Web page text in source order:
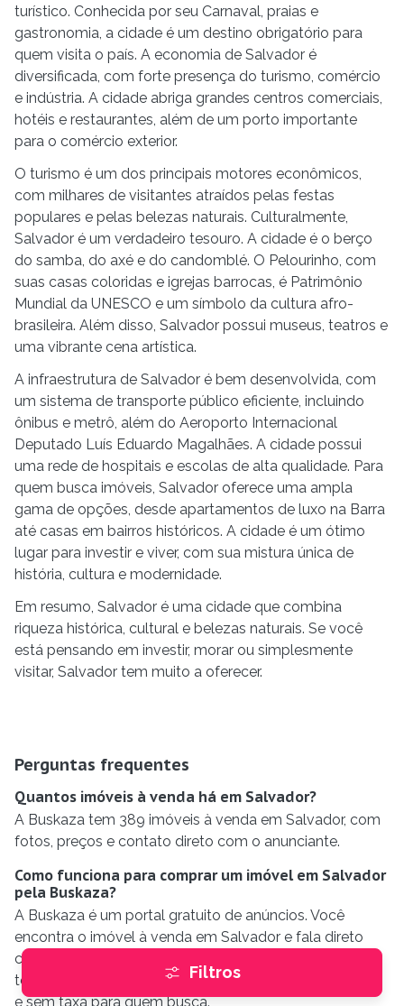
Filtros
turístico. Conhecida por seu Carnaval, praias e
gastronomia, a cidade é um destino obrigatório para
quem visita o país. A economia de Salvador é
diversificada, com forte presença do turismo, comércio
e indústria. A cidade abriga grandes centros comerciais,
hotéis e restaurantes, além de um porto importante
para o comércio exterior.
O turismo é um dos principais motores econômicos,
com milhares de visitantes atraídos pelas festas
populares e pelas belezas naturais. Culturalmente,
Salvador é um verdadeiro tesouro. A cidade é o berço
do samba, do axé e do candomblé. O Pelourinho, com
suas casas coloridas e igrejas barrocas, é Patrimônio
Mundial da UNESCO e um símbolo da cultura afro-
brasileira. Além disso, Salvador possui museus, teatros e
uma vibrante cena artística.
A infraestrutura de Salvador é bem desenvolvida, com
um sistema de transporte público eficiente, incluindo
ônibus e metrô, além do Aeroporto Internacional
Deputado Luís Eduardo Magalhães. A cidade possui
uma rede de hospitais e escolas de alta qualidade. Para
quem busca imóveis, Salvador oferece uma ampla
gama de opções, desde apartamentos de luxo na Barra
até casas em bairros históricos. A cidade é um ótimo
lugar para investir e viver, com sua mistura única de
história, cultura e modernidade.
Em resumo, Salvador é uma cidade que combina
riqueza histórica, cultural e belezas naturais. Se você
está pensando em investir, morar ou simplesmente
visitar, Salvador tem muito a oferecer.
Perguntas frequentes
Quantos imóveis à venda há em Salvador?
A Buskaza tem 389 imóveis à venda em Salvador, com
fotos, preços e contato direto com o anunciante.
Como funciona para comprar um imóvel em Salvador
pela Buskaza?
A Buskaza é um portal gratuito de anúncios. Você
encontra o imóvel à venda em Salvador e fala direto
com o corretor ou a imobiliária responsável — por
telefone, mensagem ou WhatsApp, sem intermediários
e sem taxa para quem busca.